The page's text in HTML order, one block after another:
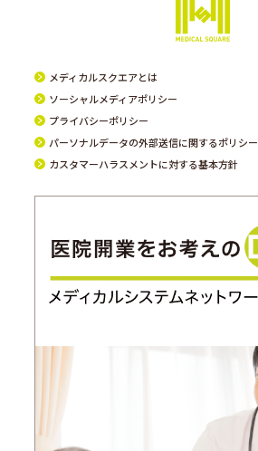
メディカルスクエアとは
ソーシャルメディアポリシー
プライバシーポリシー
パーソナルデータの外部送信に関するポリシー
カスタマーハラスメントに対する基本方針